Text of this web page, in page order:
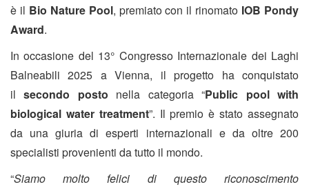
è il Bio Nature Pool, premiato con il rinomato IOB Pondy
Award.
In occasione del 13° Congresso Internazionale dei Laghi
Balneabili 2025 a Vienna, il progetto ha conquistato
ilsecondo posto nella categoria “Public pool with
biological water treatment”. Il premio è stato assegnato
da una giuria di esperti internazionali e da oltre 200
specialisti provenienti da tutto il mondo.
“Siamo molto felici di questo riconoscimento